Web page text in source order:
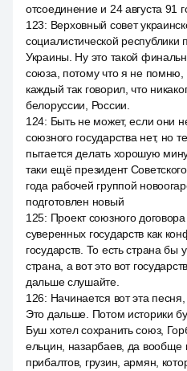
отсоединение и 24 августа 91
123: Верховный совет
социалистической республики
Украины. Ну это такой
союза, потому что я не помню,
каждый так говорил, что
белоруссии, России.
124: Быть не может, если они
союзного государства нет, но
пытается делать хорошую
таки ещё президент
года рабочей группой
подготовлен новый
125: Проект союзного
суверенных государств как
государств. То есть страна бы
страна, а вот это вот
дальше слушайте.
126: Начинается вот эта
Это дальше. Потом историки
Буш хотел сохранить союз,
ельцин, назарбаев, да вообще
прибалтов, грузин, армян,